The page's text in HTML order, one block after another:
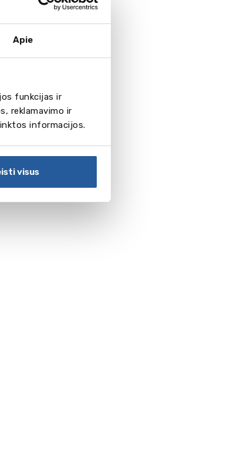
Apie
funkcijas ir
reklamavimo ir
informacijos.
visus